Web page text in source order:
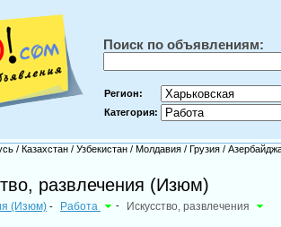
Поиск по объявлениям:
Регион:
Категория:
/ Казахстан / Узбекистан / Молдавия / Грузия /
развлечения (Изюм)
(Изюм) - Работа - Искусство, развлечения